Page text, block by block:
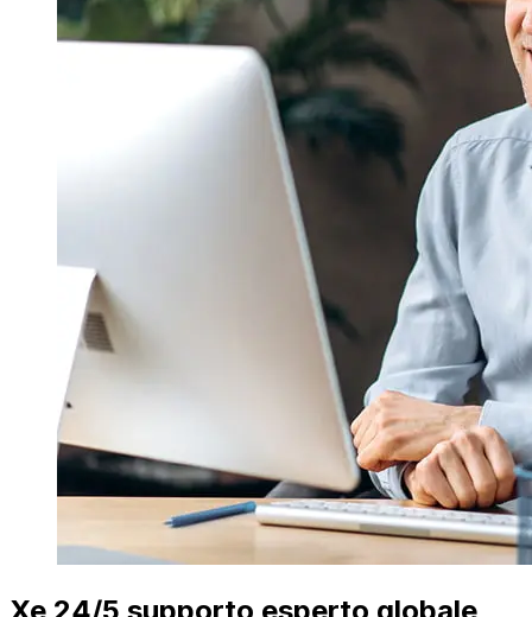
Xe 24/5 supporto esperto globale